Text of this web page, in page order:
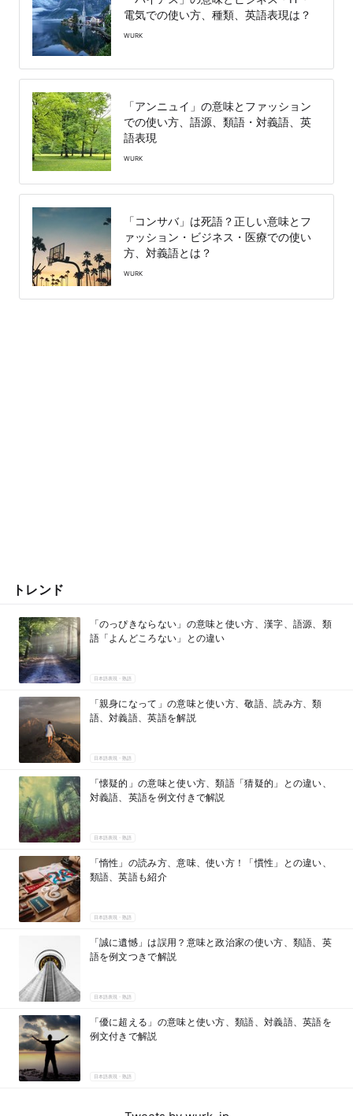
電気での使い方、種類、英語表現は？
WURK
「アンニュイ」の意味とファッション
での使い方、語源、類語・対義語、英
語表現
WURK
「コンサバ」は死語？正しい意味とフ
ァッション・ビジネス・医療での使い
方、対義語とは？
WURK
トレンド
「のっぴきならない」の意味と使い方、漢字、語源、類
語「よんどころない」との違い
日本語表現・熟語
「親身になって」の意味と使い方、敬語、読み方、類
語、対義語、英語を解説
日本語表現・熟語
「懐疑的」の意味と使い方、類語「猜疑的」との違い、
対義語、英語を例文付きで解説
日本語表現・熟語
「惰性」の読み方、意味、使い方！「慣性」との違い、
類語、英語も紹介
日本語表現・熟語
「誠に遺憾」は誤用？意味と政治家の使い方、類語、英
語を例文つきで解説
日本語表現・熟語
「優に超える」の意味と使い方、類語、対義語、英語を
例文付きで解説
日本語表現・熟語